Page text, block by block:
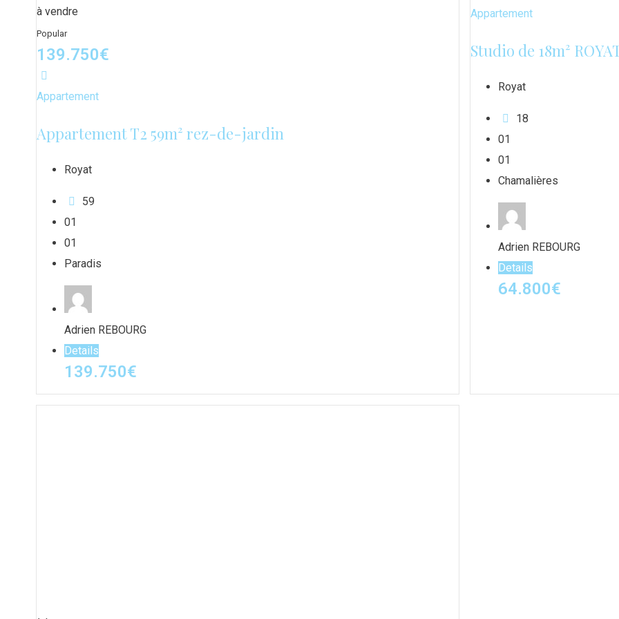
à vendre
Popular
139.750€
Appartement
Appartement T2 59m² rez-de-jardin
Royat
59
01
01
Paradis
Adrien REBOURG
Details
139.750€
Appartement
Studio de 18m²
Royat
18
01
01
Chamalières
Adrien REBOURG
Details
64.800€